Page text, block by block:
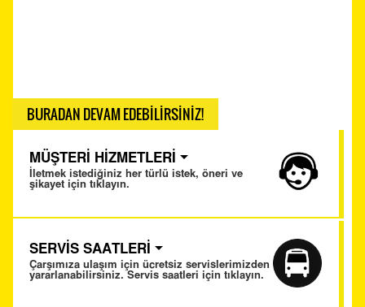
BURADAN DEVAM EDEBİLİRSİNİZ!
MÜŞTERİ HİZMETLERİ
İletmek istediğiniz her türlü istek, öneri ve
şikayet için tıklayın.
SERVİS SAATLERİ
Çarşımıza ulaşım için ücretsiz servislerimizden
yararlanabilirsiniz. Servis saatleri için tıklayın.